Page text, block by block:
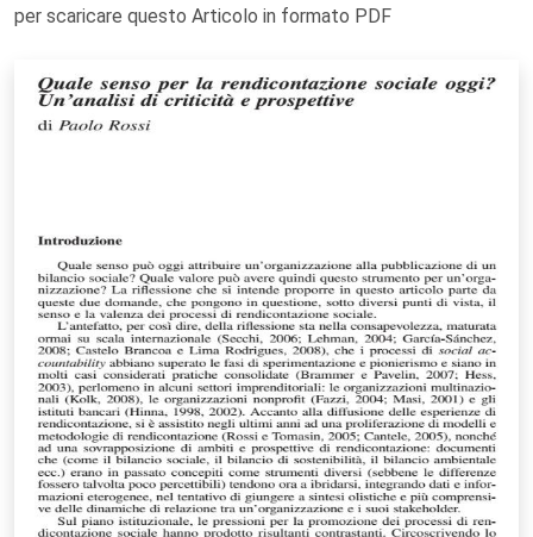
per scaricare questo Articolo in formato PDF